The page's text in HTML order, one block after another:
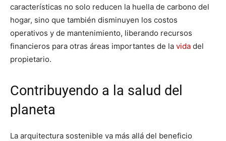
características no solo reducen la huella de carbono del
hogar, sino que también disminuyen los costos
operativos y de mantenimiento, liberando recursos
financieros para otras áreas importantes de la vida del
propietario.
Contribuyendo a la salud del
planeta
La arquitectura sostenible va más allá del beneficio